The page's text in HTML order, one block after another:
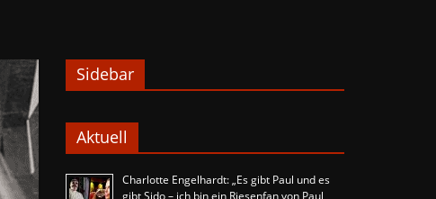
Sidebar
Aktuell
Charlotte Engelhardt: „Es gibt Paul und es
gibt Sido – ich bin ein Riesenfan von Paul